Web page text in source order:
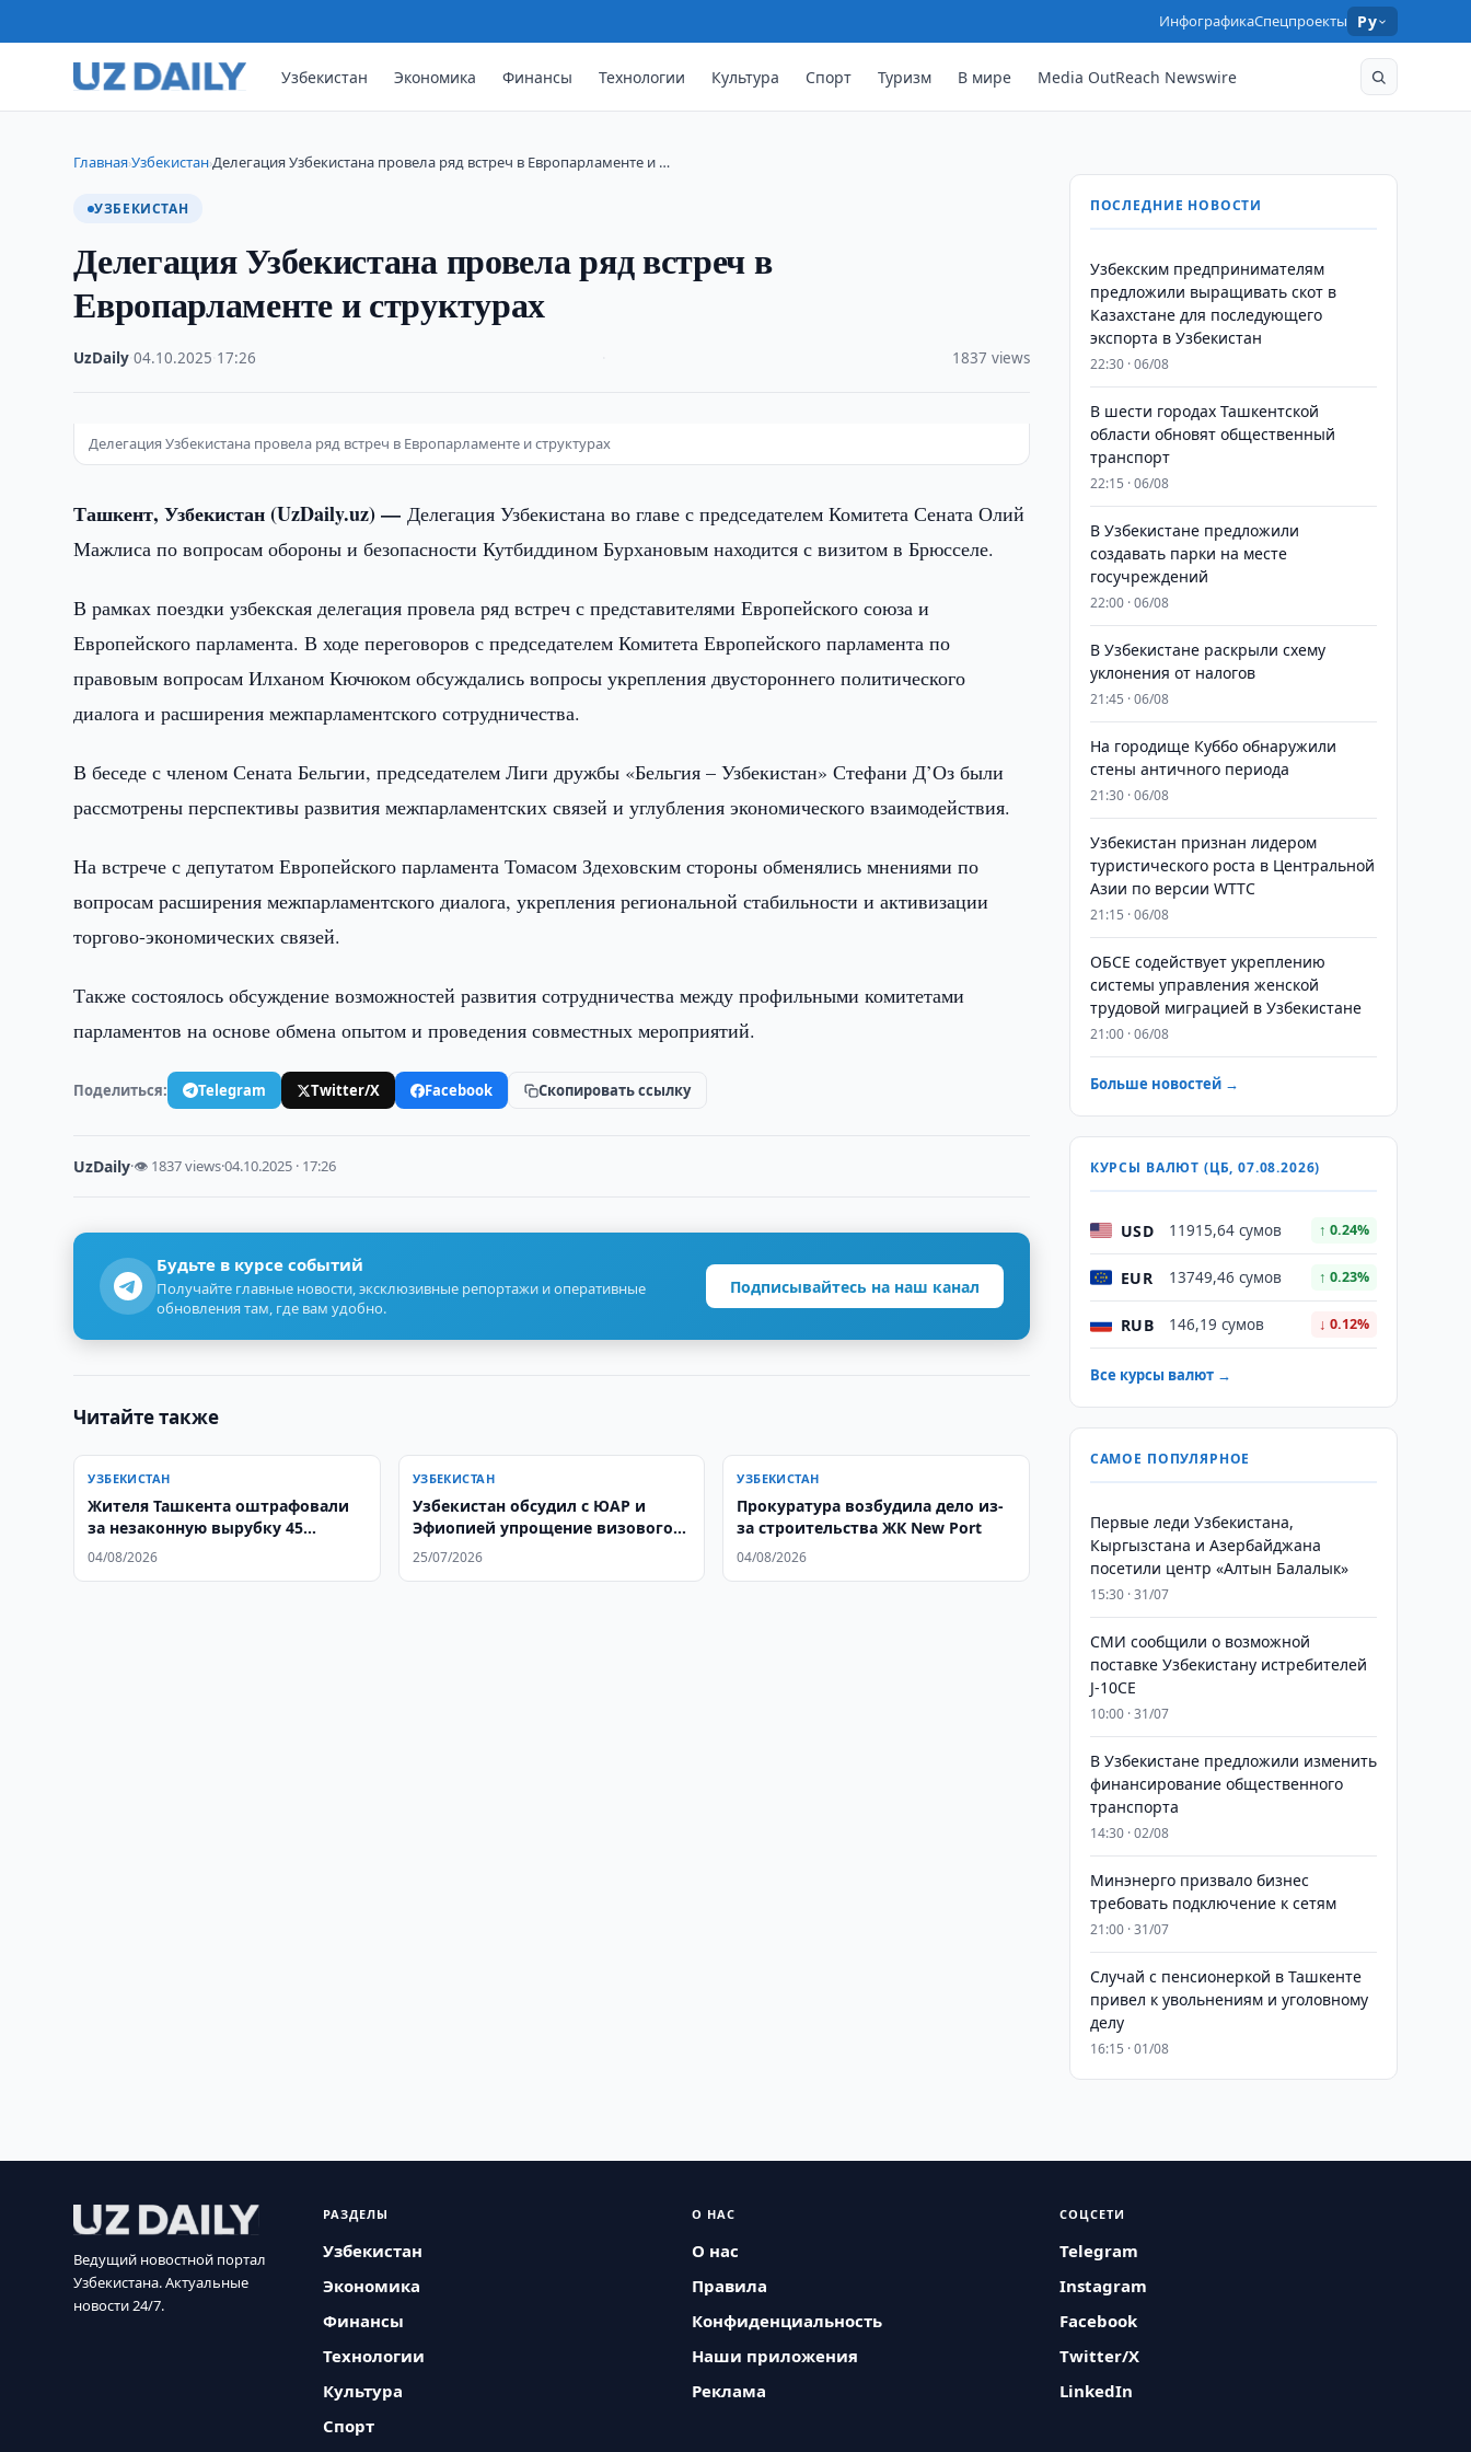
ИнфографикаСпецпроекты Ру
Узбекистан Экономика Финансы Технологии Культура Спорт Туризм В мире Media OutReach Newswire
Главная›Узбекистан›Делегация Узбекистана провела ряд встреч в Европарламенте и …
УЗБЕКИСТАН
Делегация Узбекистана провела ряд встреч в
Европарламенте и структурах
UzDaily ·04.10.2025 17:26 1837 views
Делегация Узбекистана провела ряд встреч в Европарламенте и структурах
Ташкент, Узбекистан (UzDaily.uz) —Делегация Узбекистана во главе с председателем Комитета Сената Олий
Мажлиса по вопросам обороны и безопасности Кутбиддином Бурхановым находится с визитом в Брюсселе.
В рамках поездки узбекская делегация провела ряд встреч с представителями Европейского союза и
Европейского парламента. В ходе переговоров с председателем Комитета Европейского парламента по
правовым вопросам Илханом Кючюком обсуждались вопросы укрепления двустороннего политического
диалога и расширения межпарламентского сотрудничества.
В беседе с членом Сената Бельгии, председателем Лиги дружбы «Бельгия – Узбекистан» Стефани Д’Оз были
рассмотрены перспективы развития межпарламентских связей и углубления экономического взаимодействия.
На встрече с депутатом Европейского парламента Томасом Здеховским стороны обменялись мнениями по
вопросам расширения межпарламентского диалога, укрепления региональной стабильности и активизации
торгово-экономических связей.
Также состоялось обсуждение возможностей развития сотрудничества между профильными комитетами
парламентов на основе обмена опытом и проведения совместных мероприятий.
Поделиться: Telegram Twitter/X Facebook Скопировать ссылку
UzDaily·👁 1837 views·04.10.2025 · 17:26
Будьте в курсе событий
Получайте главные новости, эксклюзивные репортажи и оперативные
обновления там, где вам удобно.
Подписывайтесь на наш канал
Читайте также
УЗБЕКИСТАН
Жителя Ташкента оштрафовали
за незаконную вырубку 45
деревьев
04/08/2026
УЗБЕКИСТАН
Узбекистан обсудил с ЮАР и
Эфиопией упрощение визового
режима
25/07/2026
УЗБЕКИСТАН
Прокуратура возбудила дело из-
за строительства ЖК New Port
04/08/2026
ПОСЛЕДНИЕ НОВОСТИ
Узбекским предпринимателям
предложили выращивать скот в
Казахстане для последующего
экспорта в Узбекистан
22:30 · 06/08
В шести городах Ташкентской
области обновят общественный
транспорт
22:15 · 06/08
В Узбекистане предложили
создавать парки на месте
госучреждений
22:00 · 06/08
В Узбекистане раскрыли схему
уклонения от налогов
21:45 · 06/08
На городище Куббо обнаружили
стены античного периода
21:30 · 06/08
Узбекистан признан лидером
туристического роста в Центральной
Азии по версии WTTC
21:15 · 06/08
ОБСЕ содействует укреплению
системы управления женской
трудовой миграцией в Узбекистане
21:00 · 06/08
Больше новостей →
КУРСЫ ВАЛЮТ (ЦБ, 07.08.2026)
USD 11915,64 сумов ↑ 0.24%
EUR 13749,46 сумов ↑ 0.23%
RUB 146,19 сумов ↓ 0.12%
Все курсы валют →
САМОЕ ПОПУЛЯРНОЕ
Первые леди Узбекистана,
Кыргызстана и Азербайджана
посетили центр «Алтын Балалык»
15:30 · 31/07
СМИ сообщили о возможной
поставке Узбекистану истребителей
J-10CE
10:00 · 31/07
В Узбекистане предложили изменить
финансирование общественного
транспорта
14:30 · 02/08
Минэнерго призвало бизнес
требовать подключение к сетям
21:00 · 31/07
Случай с пенсионеркой в Ташкенте
привел к увольнениям и уголовному
делу
16:15 · 01/08
Ведущий новостной портал
Узбекистана. Актуальные
новости 24/7.
РАЗДЕЛЫ
Узбекистан
Экономика
Финансы
Технологии
Культура
Спорт
О НАС
О нас
Правила
Конфиденциальность
Наши приложения
Реклама
СОЦСЕТИ
Telegram
Instagram
Facebook
Twitter/X
LinkedIn